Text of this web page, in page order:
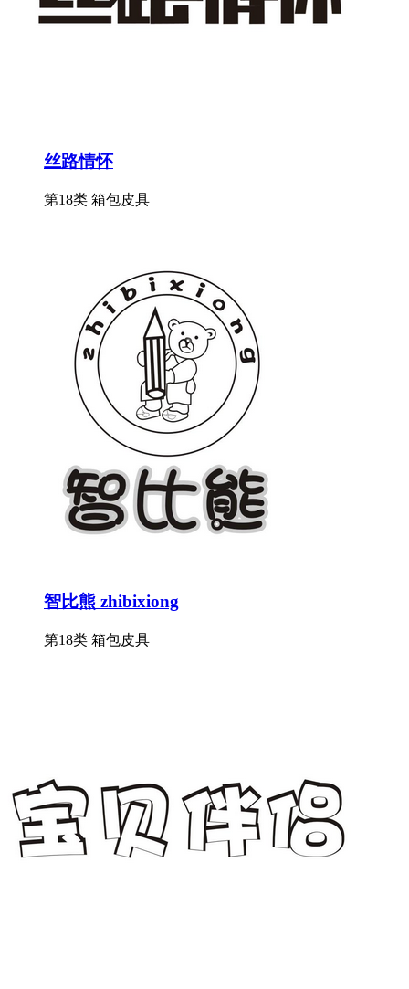
丝路情怀
第18类 箱包皮具
智比熊 zhibixiong
第18类 箱包皮具